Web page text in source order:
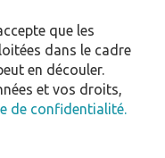
que les
dans le cadre
en découler.
et vos droits,
de confidentialité.